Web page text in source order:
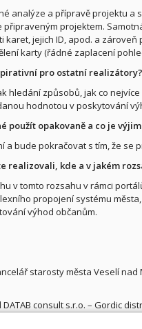
analýze a přípravě projektu
projektem.
jejich ID, apod. a
karty (řádné zaplacení
pro ostatní realizátory?
hledání způsobů, jak co
hodnotou v poskytování
použít opakovaně a co je
a bude pokračovat s tím, že
realizovali, kde a v jakém
v tomto rozsahu v rámci
propojení systému
výhod občanům.
starosty města Veselí nad
consult s.r.o. – Gordic